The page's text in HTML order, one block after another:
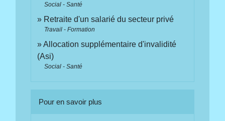
Social - Santé
Retraite d'un salarié du secteur privé
Travail - Formation
Allocation supplémentaire d'invalidité
(Asi)
Social - Santé
Pour en savoir plus